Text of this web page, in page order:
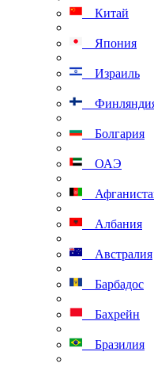
Китай
Япония
Израиль
Болгария
ОАЭ
Албания
Австралия
Барбадос
Бахрейн
Бразилия